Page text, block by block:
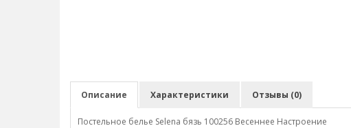
Описание Характеристики Отзывы (0)
Постельное белье Selena бязь 100256 Весеннее Настроение